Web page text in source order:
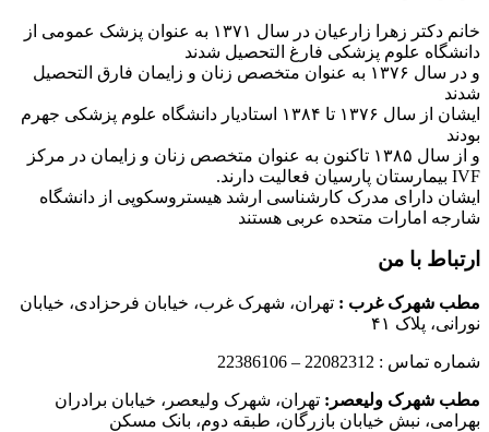
خانم دکتر زهرا زارعیان در سال ۱۳۷۱ به عنوان پزشک عمومی از
دانشگاه علوم پزشکی فارغ التحصیل شدند
و در سال ۱۳۷۶ به عنوان متخصص زنان و زایمان فارق التحصیل
شدند
ایشان از سال ۱۳۷۶ تا ۱۳۸۴ استادیار دانشگاه علوم پزشکی جهرم
بودند
و از سال ۱۳۸۵ تاکنون به عنوان متخصص زنان و زایمان در مرکز
IVF بیمارستان پارسیان فعالیت دارند.
ایشان دارای مدرک کارشناسی ارشد هیستروسکوپی از دانشگاه
شارجه امارات متحده عربی هستند
ارتباط با من
مطب شهرک غرب : تهران، شهرک غرب، خیابان فرحزادی، خیابان
نورانی، پلاک ۴۱
شماره تماس : 22082312 – 22386106
مطب شهرک ولیعصر: تهران، شهرک ولیعصر، خیابان برادران
بهرامی، نبش خیابان بازرگان، طبقه دوم، بانک مسکن